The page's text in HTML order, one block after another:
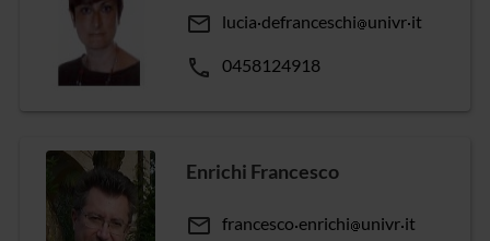
email lucia defranceschi univr it
phone 0458124918
Enrichi Francesco
email francesco enrichi univr it